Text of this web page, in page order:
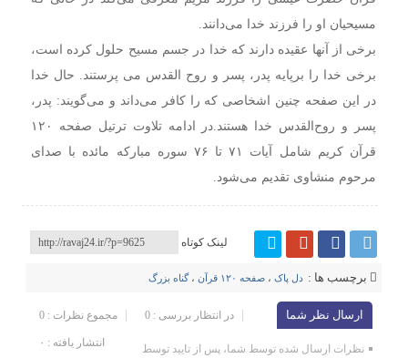
مسیحیان او را فرزند خدا می‌دانند.
برخی از آنها عقیده دارند که خدا در جسم مسیح حلول کرده است،
برخی خدا را برپایه پدر، پسر و روح القدس می پرستند. حال خدا
در این صفحه چنین اشخاصی که را کافر می‌داند و می‌گویند: پدر،
پسر و روح‌القدس خدا هستند.
در ادامه تلاوت ترتیل صفحه ۱۲۰
قرآن کریم شامل آیات ۷۱ تا ۷۶ سوره مبارکه مائده با صدای
مرحوم منشاوی تقدیم می‌شود.
لینک کوتاه
برچسب ها : دل پاک ،صفحه ۱۲۰ قرآن ،گناه بزرگ
ارسال نظر شما مجموع نظرات : 0 در انتظار بررسی : 0
انتشار یافته : ۰ نظرات ارسال شده توسط شما، پس از تایید توسط